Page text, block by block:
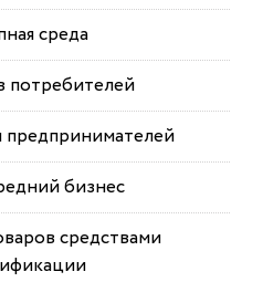
среда
потребителей
бизнес
средствами